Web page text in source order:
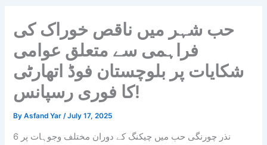
حب شہر میں ناقص خوراک کی
فراہمی سے متعلق عوامی
شکایات پر بلوچستان فوڈ اتھارٹی
کا فوری رسپانس!
ByAsfand Yar /July 17, 2025
نذر چورنگی حب میں چیکنگ کے دوران مختلف وجوہات پر 6